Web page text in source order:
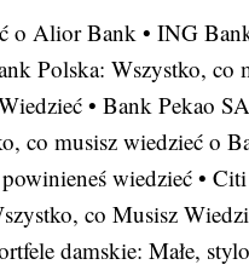
o Alior Bank • ING
Polska: Wszystko, co
• Bank Pekao
co musisz wiedzieć o
wiedzieć •
co Musisz
damskie: Małe,